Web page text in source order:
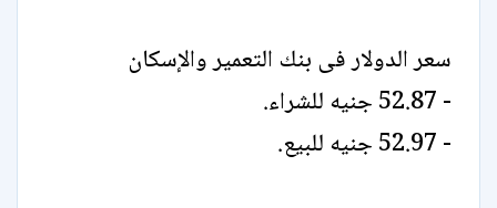
سعر الدولار فى بنك التعمير والإسكان
- 52.87 جنيه للشراء.
- 52.97 جنيه للبيع.